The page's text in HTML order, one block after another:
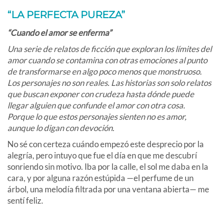
“LA PERFECTA PUREZA”
“Cuando el amor se enferma”
Una serie de relatos de ficción que exploran los límites del
amor cuando se contamina con otras emociones al punto
de transformarse en algo poco menos que monstruoso.
Los personajes no son reales. Las historias son solo relatos
que buscan exponer con crudeza hasta dónde puede
llegar alguien que confunde el amor con otra cosa.
Porque lo que estos personajes sienten no es amor,
aunque lo digan con devoción.
No sé con certeza cuándo empezó este desprecio por la
alegría, pero intuyo que fue el día en que me descubrí
sonriendo sin motivo. Iba por la calle, el sol me daba en la
cara, y por alguna razón estúpida —el perfume de un
árbol, una melodía filtrada por una ventana abierta— me
sentí feliz.